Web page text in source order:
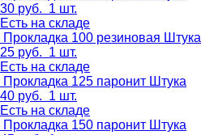
30 руб. 1 шт.
Есть на складе
Прокладка 100 резиновая Штука
25 руб. 1 шт.
Есть на складе
Прокладка 125 паронит Штука
40 руб. 1 шт.
Есть на складе
Прокладка 150 паронит Штука